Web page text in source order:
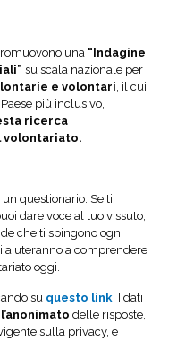
una “Indagine
su scala nazionale per
e volontari, il cui
più inclusivo,
ricerca
volontariato.
questionario. Se ti
dare voce al tuo vissuto,
che ti spingono ogni
aiuteranno a comprendere
oggi.
su questo link. I dati
delle risposte,
sulla privacy, e